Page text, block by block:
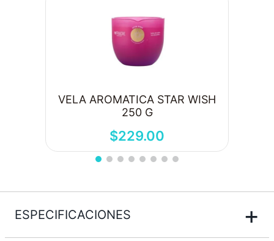
VELA AROMATICA STAR WISH
250 G
$229.00
ESPECIFICACIONES +